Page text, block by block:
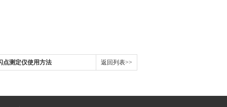
点测定仪使用方法 返回列表>>